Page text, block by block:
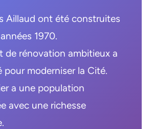
Aillaud ont été construites
1970.
de rénovation ambitieux a
pour moderniser la Cité.
a une population
avec une richesse